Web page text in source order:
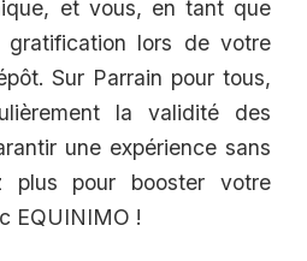
et vous, en tant que
gratification lors de votre
Sur Parrain pour tous,
la validité des
une expérience sans
plus pour booster votre
EQUINIMO !